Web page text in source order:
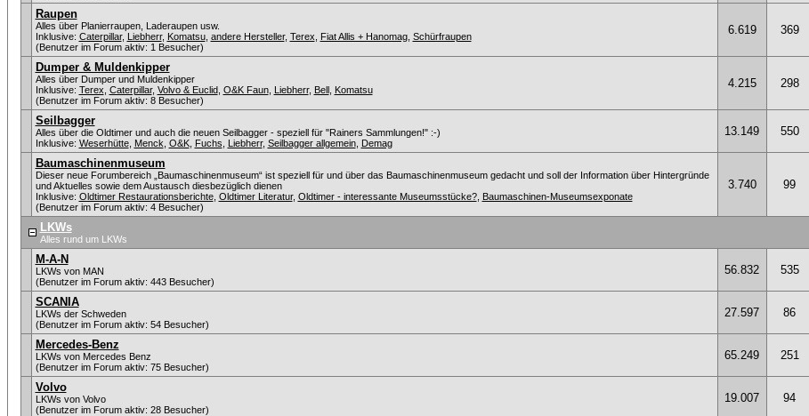
Raupen
Alles über Planierraupen, Laderaupen usw.
Inklusive: Caterpillar, Liebherr, Komatsu, andere Hersteller, Terex Fiat Allis + Hanomag, Schürfraupen
(Benutzer im Forum aktiv: 1 Besucher)
6.619 369
Dumper & Muldenkipper
Alles über Dumper und Muldenkipper
Inklusive: Terex Caterpillar, Volvo & Euclid, O&K Faun, Liebherr, Bell, Komatsu
(Benutzer im Forum aktiv: 8 Besucher)
4.215 298
Seilbagger
Alles über die Oldtimer und auch die neuen Seilbagger - speziell für "Rainers Sammlungen!" :-)
Inklusive: Weserhütte, Menck O&K, Fuchs Liebherr, Seilbagger allgemein, Demag
13.149 550
Baumaschinenmuseum
Dieser neue Forumbereich „Baumaschinenmuseum“ ist speziell für und über das Baumaschinenmuseum gedacht und soll der Information über Hintergründe
und Aktuelles sowie dem Austausch diesbezüglich dienen
Inklusive: Oldtimer Restaurationsberichte, Oldtimer Literatur, Oldtimer - interessante Museumsstücke?, Baumaschinen-Museumsexponate
(Benutzer im Forum aktiv: 4 Besucher)
3.740 99
LKWs
Alles rund um LKWs
M-A-N
LKWs von MAN
(Benutzer im Forum aktiv: 443 Besucher)
56.832 535
SCANIA
LKWs der Schweden
(Benutzer im Forum aktiv: 54 Besucher)
27.597 86
Mercedes-Benz
LKWs von Mercedes Benz
(Benutzer im Forum aktiv: 75 Besucher)
65.249 251
Volvo
LKWs von Volvo
(Benutzer im Forum aktiv: 28 Besucher)
19.007 94